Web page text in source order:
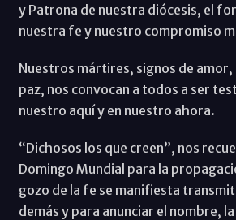
y Patrona de nuestra diócesis, el
nuestra fe y nuestro compromiso
Nuestros mártires, signos de amor,
paz, nos convocan a todos a ser
nuestro aquí y en nuestro ahora.
“Dichosos los que creen”, nos
Domingo Mundial para la
gozo de la fe se manifiesta
demás y para anunciar el nombre,